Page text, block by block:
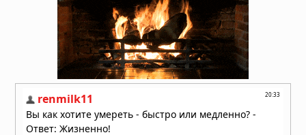
НЛО: Они здесь не потому, что
прилетают, а потому что никогда не
улетали — новая гипотеза физика
02.08.2026 в 09:28
Жак Валле посвятил расследованию
НЛО 70 лет. Его последний дневник
чем просто "инопланетяне!
02.08.2026 в 08:42